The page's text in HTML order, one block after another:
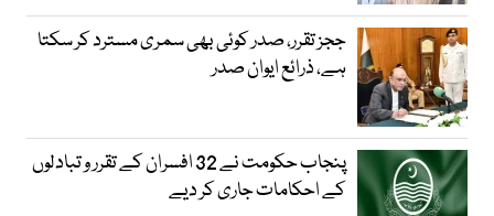
ججز تقرر، صدر کوئی بھی سمری مسترد کر سکتا
ہے، ذرائع ایوان صدر
پنجاب حکومت نے 32 افسران کے تقرر و تبادلوں
کے احکامات جاری کر دیے